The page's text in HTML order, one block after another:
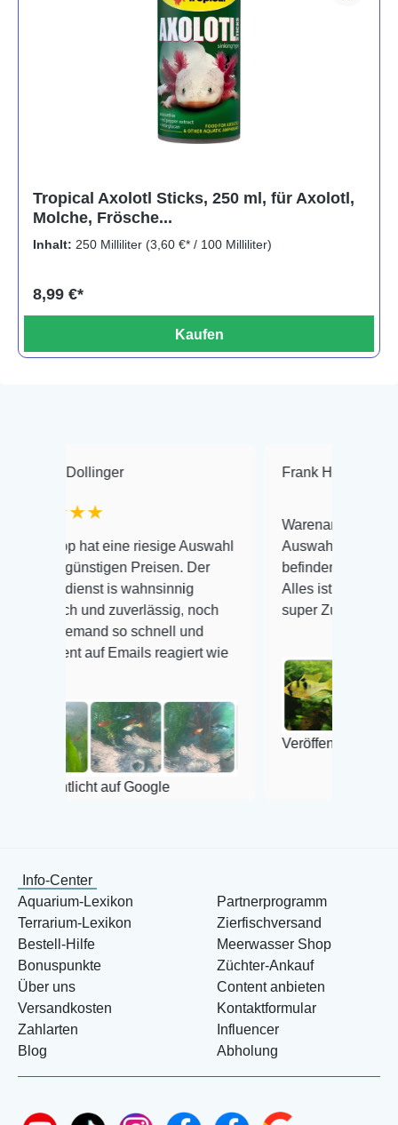
Tropical Axolotl Sticks, 250 ml, für Axolotl,
Molche, Frösche...
Inhalt: 250 Milliliter (3,60 €* / 100 Milliliter)
8,99 €*
Kaufen
eine riesige Auswahl
Preisen. Der
is wahnsinnig
zuverlässig, noch
so schnell und
auf Emails reagiert wie
auf Google
Frank Hackmayer
Warenanlieferung Top und die
Auswahl plus
befinden der Fische
Alles ist quick lebendig und im
super Zustand. Gerne wieder
Veröffentlicht auf Google
Info-Center
Aquarium-Lexikon
Terrarium-Lexikon
Bestell-Hilfe
Bonuspunkte
Über uns
Versandkosten
Zahlarten
Blog
Partnerprogramm
Zierfischversand
Meerwasser Shop
Züchter-Ankauf
Content anbieten
Kontaktformular
Influencer
Abholung